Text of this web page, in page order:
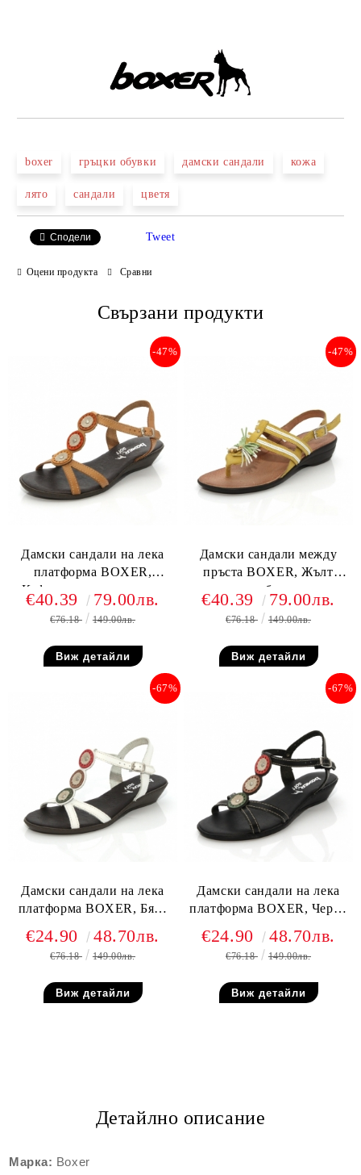
boxer гръцки обувки дамски сандали кожа
лято сандали цветя
Сподели Tweet
Оцени продукта Сравни
Свързани продукти
Дамски сандали на лека
платформа BOXER,
Кафява естествена кожа
-47%
€40.39 79.00лв.
€76.18 149.00лв.
Виж детайли
Дамски сандали между
пръста BOXER, Жълт
набук
-47%
€40.39 79.00лв.
€76.18 149.00лв.
Виж детайли
Дамски сандали на лека
платформа BOXER, Бяла
-67%
€24.90 48.70лв.
€76.18 149.00лв.
Виж детайли
Дамски сандали на лека
платформа BOXER, Черна
-67%
€24.90 48.70лв.
€76.18 149.00лв.
Виж детайли
Детайлно описание
Марка: Boxer